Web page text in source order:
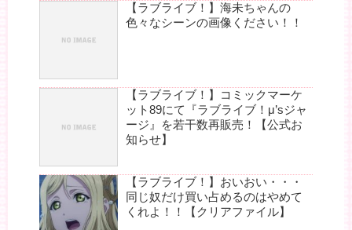
【ラブライブ！】海未ちゃんの
色々なシーンの画像ください！！
【ラブライブ！】コミックマーケ
ット89にて『ラブライブ！μ’sジャ
ージ』を若干数再販売！【公式お
知らせ】
【ラブライブ！】おいおい・・・
同じ奴だけ買い占めるのはやめて
くれよ！！【クリアファイル】